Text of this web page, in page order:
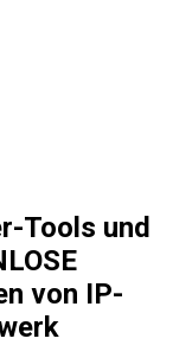
Tools und
von IP-